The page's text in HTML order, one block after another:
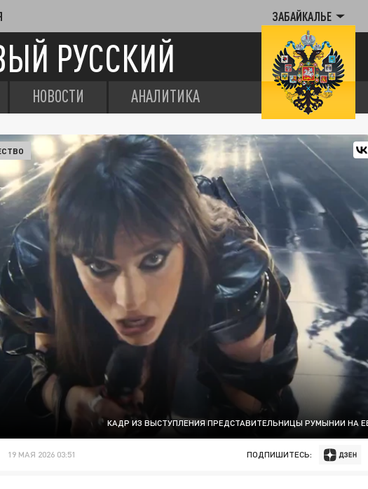
ЗАБАЙКАЛЬЕ
РУССКИЙ
НОВОСТИ АНАЛИТИКА
КАДР ИЗ ВЫСТУПЛЕНИЯ ПРЕДСТАВИТЕЛЬНИЦЫ РУМЫНИИ НА
19 МАЯ 2026 03:51 ПОДПИШИТЕСЬ: